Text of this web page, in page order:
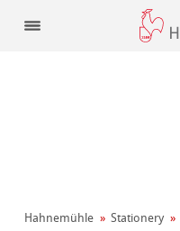
Hahnemühle Stationery